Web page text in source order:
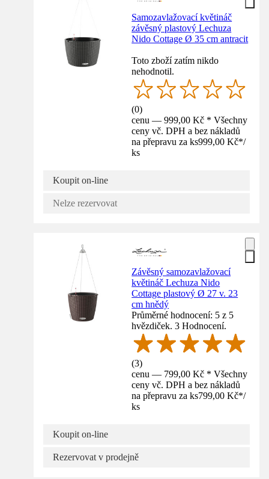
Samozavlažovací květináč
závěsný plastový Lechuza
Nido Cottage Ø 35 cm antracit
Toto zboží zatím nikdo
nehodnotil.
(0)
cenu — 999,00 Kč * Všechny
ceny vč. DPH a bez nákladů
na přepravu za ks999,00 Kč*/
ks
Koupit on-line
Nelze rezervovat
Závěsný samozavlažovací
květináč Lechuza Nido
Cottage plastový Ø 27 v. 23
cm hnědý
Průměrné hodnocení: 5 z 5
hvězdiček. 3 Hodnocení.
(3)
cenu — 799,00 Kč * Všechny
ceny vč. DPH a bez nákladů
na přepravu za ks799,00 Kč*/
ks
Koupit on-line
Rezervovat v prodejně